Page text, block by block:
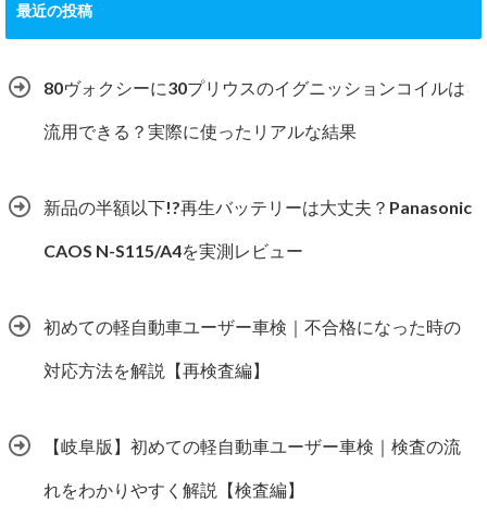
最近の投稿
80ヴォクシーに30プリウスのイグニッションコイルは
流用できる？実際に使ったリアルな結果
新品の半額以下!?再生バッテリーは大丈夫？Panasonic
CAOS N-S115/A4を実測レビュー
初めての軽自動車ユーザー車検｜不合格になった時の
対応方法を解説【再検査編】
【岐阜版】初めての軽自動車ユーザー車検｜検査の流
れをわかりやすく解説【検査編】